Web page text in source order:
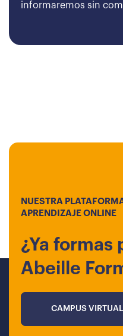
informaremos sin
NUESTRA
APRENDIZAJE ONLINE
¿Ya formas
Abeille
CAMPUS VIRTUAL